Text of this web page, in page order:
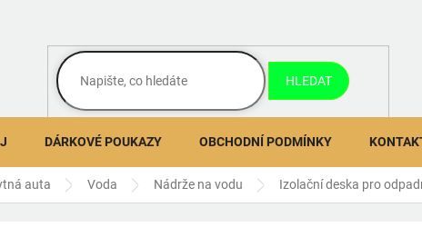
HLEDAT
DÁRKOVÉ POUKAZY OBCHODNÍ PODMÍNKY
auta Voda Nádrže na vodu Izolační deska pro